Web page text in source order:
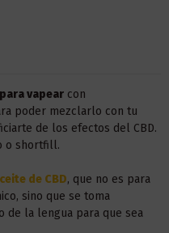
vapearcon
poder mezclarlo con tu
de los efectos del CBD.
o shortfill.
de CBD, que no es para
sino que se toma
de la lengua para que sea